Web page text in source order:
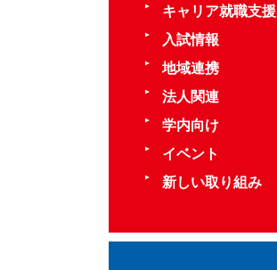
キャリア就職支援
入試情報
地域連携
法人関連
学内向け
イベント
新しい取り組み